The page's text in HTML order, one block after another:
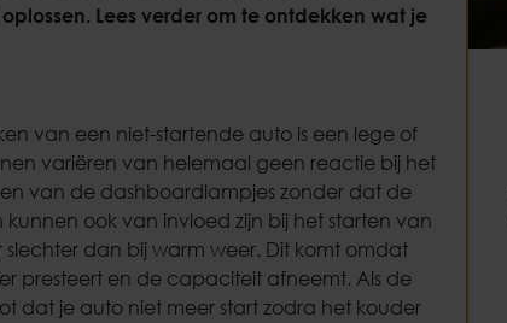
Lees verder om te ontdekken wat je
van een niet-startende auto is een lege of
variëren van helemaal geen reactie bij het
van de dashboardlampjes zonder dat de
ook van invloed zijn bij het starten van
dan bij warm weer. Dit komt omdat
presteert en de capaciteit afneemt. Als de
dat je auto niet meer start zodra het kouder